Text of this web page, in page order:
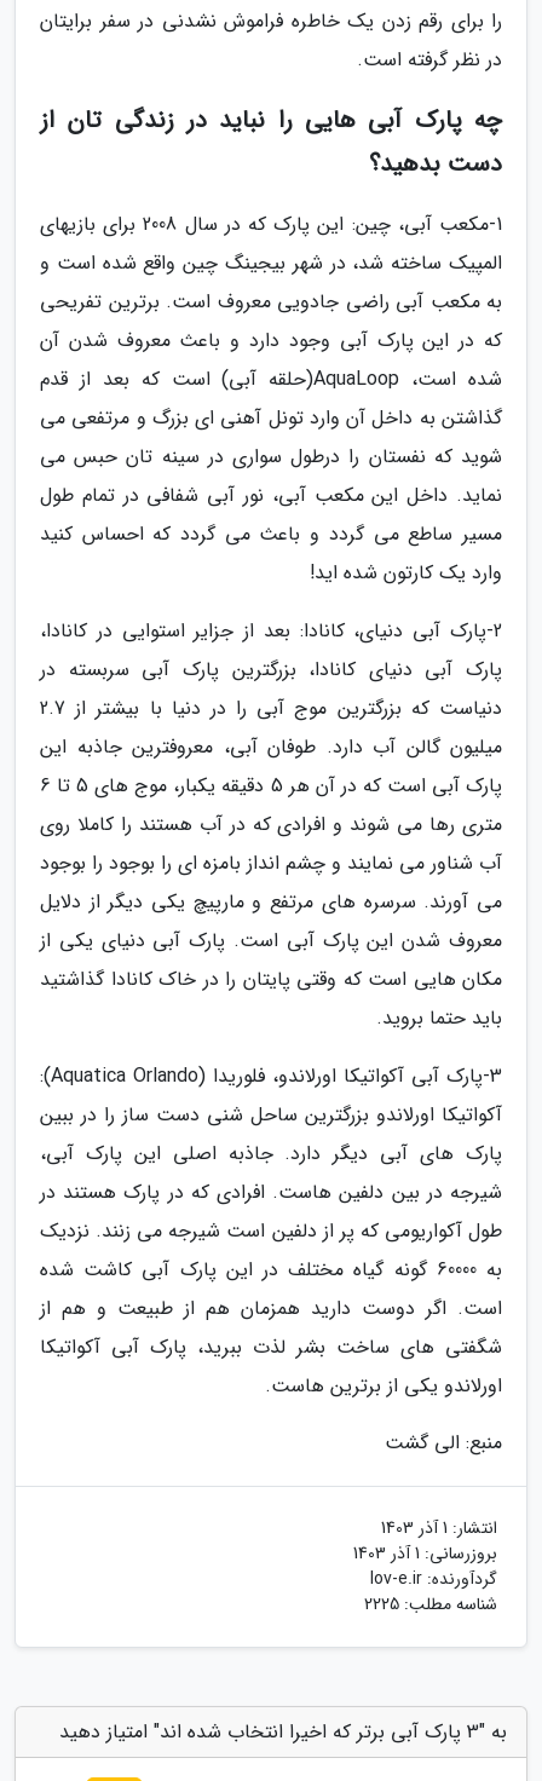
را برای رقم زدن یک خاطره فراموش نشدنی در سفر برایتان
در نظر گرفته است.
چه پارک آبی هایی را نباید در زندگی تان از
دست بدهید؟
1-مکعب آبی، چین: این پارک که در سال 2008 برای بازیهای
المپیک ساخته شد، در شهر بیجینگ چین واقع شده است و
به مکعب آبی راضی جادویی معروف است. برترین تفریحی
که در این پارک آبی وجود دارد و باعث معروف شدن آن
شده است، AquaLoop(حلقه آبی) است که بعد از قدم
گذاشتن به داخل آن وارد تونل آهنی ای بزرگ و مرتفعی می
شوید که نفستان را درطول سواری در سینه تان حبس می
نماید. داخل این مکعب آبی، نور آبی شفافی در تمام طول
مسیر ساطع می گردد و باعث می گردد که احساس کنید
وارد یک کارتون شده اید!
2-پارک آبی دنیای، کانادا: بعد از جزایر استوایی در کانادا،
پارک آبی دنیای کانادا، بزرگترین پارک آبی سربسته در
دنیاست که بزرگترین موج آبی را در دنیا با بیشتر از 2.7
میلیون گالن آب دارد. طوفان آبی، معروفترین جاذبه این
پارک آبی است که در آن هر 5 دقیقه یکبار، موج های 5 تا 6
متری رها می شوند و افرادی که در آب هستند را کاملا روی
آب شناور می نمایند و چشم انداز بامزه ای را بوجود را بوجود
می آورند. سرسره های مرتفع و مارپیچ یکی دیگر از دلایل
معروف شدن این پارک آبی است. پارک آبی دنیای یکی از
مکان هایی است که وقتی پایتان را در خاک کانادا گذاشتید
باید حتما بروید.
3-پارک آبی آکواتیکا اورلاندو، فلوریدا (Aquatica Orlando):
آکواتیکا اورلاندو بزرگترین ساحل شنی دست ساز را در ببین
پارک های آبی دیگر دارد. جاذبه اصلی این پارک آبی،
شیرجه در بین دلفین هاست. افرادی که در پارک هستند در
طول آکواریومی که پر از دلفین است شیرجه می زنند. نزدیک
به 60000 گونه گیاه مختلف در این پارک آبی کاشت شده
است. اگر دوست دارید همزمان هم از طبیعت و هم از
شگفتی های ساخت بشر لذت ببرید، پارک آبی آکواتیکا
اورلاندو یکی از برترین هاست.
منبع: الی گشت
انتشار: 1 آذر 1403
بروزرسانی: 1 آذر 1403
گردآورنده: lov-e.ir
شناسه مطلب: 2225
به "3 پارک آبی برتر که اخیرا انتخاب شده اند" امتیاز دهید